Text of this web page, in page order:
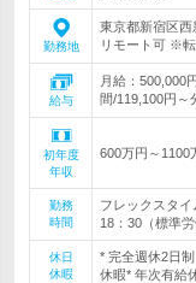
勤務地
東京都新宿区
リモート可 ※
給与
月給：500,000
間/119,100円
初年度
年収
600万円～1100
勤務
時間
フレックスタ
18：30（標準
休日
休暇
* 完全週休2日
休暇* 年次有給